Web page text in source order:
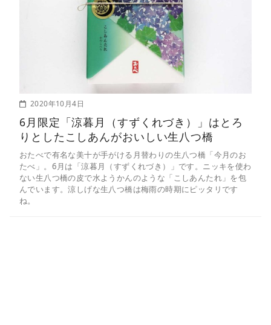
2020年10月4日
6月限定「涼暮月（すずくれづき）」はとろ
りとしたこしあんがおいしい生八つ橋
おたべで有名な美十が手がける月替わりの生八つ橋「今月のお
たべ」。6月は「涼暮月（すずくれづき）」です。ニッキを使わ
ない生八つ橋の皮で水ようかんのような「こしあんたれ」を包
んでいます。涼しげな生八つ橋は梅雨の時期にピッタリです
ね。